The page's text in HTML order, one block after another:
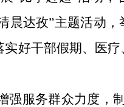
晨达孜”主题活动
好干部假期、医
强服务群众力度，